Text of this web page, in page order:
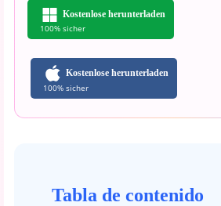
Kostenlose herunterladen
100% sicher
Kostenlose herunterladen
100% sicher
Tabla de contenido